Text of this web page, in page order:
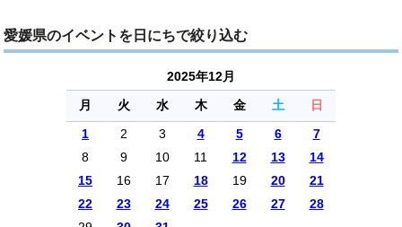
愛媛県のイベントを日にちで絞り込む
2025年12月
月
火 水 木 金 土 日
1 2 3 4 5 6
7
8
9 10 11 12 13
14
15
16 17 18 19 20
21
22
23 24 25 26 27
28